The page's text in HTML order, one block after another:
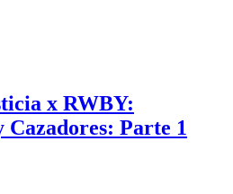
x RWBY:
Cazadores: Parte 1